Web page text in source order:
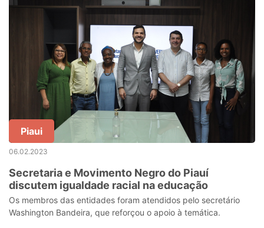
Piaui
06.02.2023
Secretaria e Movimento Negro do Piauí
discutem igualdade racial na educação
Os membros das entidades foram atendidos pelo secretário
Washington Bandeira, que reforçou o apoio à temática.